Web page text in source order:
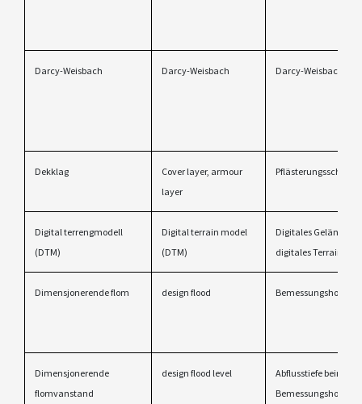
Darcy-Weisbach Darcy-Weisbach Darcy-Weisbach
Dekklag
Cover layer, armour
layer
Pflästerungsschicht
Digital terrengmodell
(DTM)
Digital terrain model
(DTM)
Digitales
digitales
Dimensjonerende flom design flood
Dimensjonerende
flomvanstand
design flood level
Abflusstiefe beim